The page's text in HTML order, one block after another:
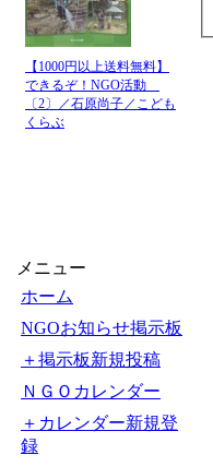
【1000円以上送料無料】
できるぞ！NGO活動
〔2〕／石原尚子／こども
くらぶ
メニュー
ホーム
NGOお知らせ掲示板
＋掲示板新規投稿
ＮＧＯカレンダー
＋カレンダー新規登
録